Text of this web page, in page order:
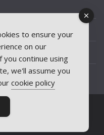
to ensure your
on our
you continue using
we'll assume you
cookie policy